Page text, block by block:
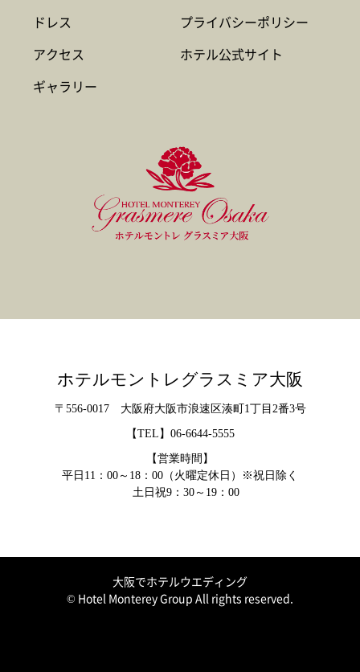
ドレス
アクセス
ギャラリー
プライバシーポリシー
ホテル公式サイト
ホテルモントレグラスミア大阪
〒556-0017 大阪府大阪市浪速区湊町1丁目2番3号
【TEL】 06-6644-5555
【営業時間】
平日11：00～18：00（火曜定休日）※祝日除く
土日祝9：30～19：00
大阪でホテルウエディング
© Hotel Monterey Group All rights reserved.